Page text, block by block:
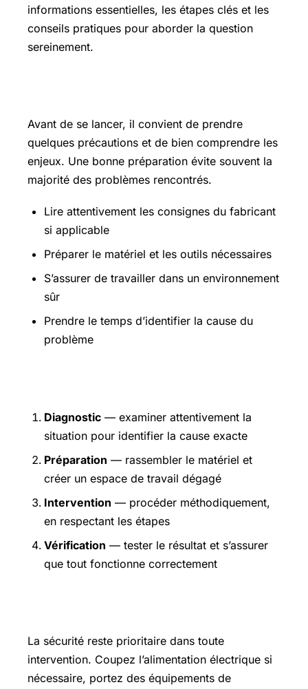
informations essentielles, les étapes clés et les
conseils pratiques pour aborder la question
sereinement.
Avant de se lancer, il convient de prendre
quelques précautions et de bien comprendre les
enjeux. Une bonne préparation évite souvent la
majorité des problèmes rencontrés.
Lire attentivement les consignes du fabricant
si applicable
Préparer le matériel et les outils nécessaires
S’assurer de travailler dans un environnement
sûr
Prendre le temps d’identifier la cause du
problème
Diagnostic — examiner attentivement la
situation pour identifier la cause exacte
Préparation — rassembler le matériel et
créer un espace de travail dégagé
Intervention — procéder méthodiquement,
en respectant les étapes
Vérification — tester le résultat et s’assurer
que tout fonctionne correctement
La sécurité reste prioritaire dans toute
intervention. Coupez l’alimentation électrique si
nécessaire, portez des équipements de